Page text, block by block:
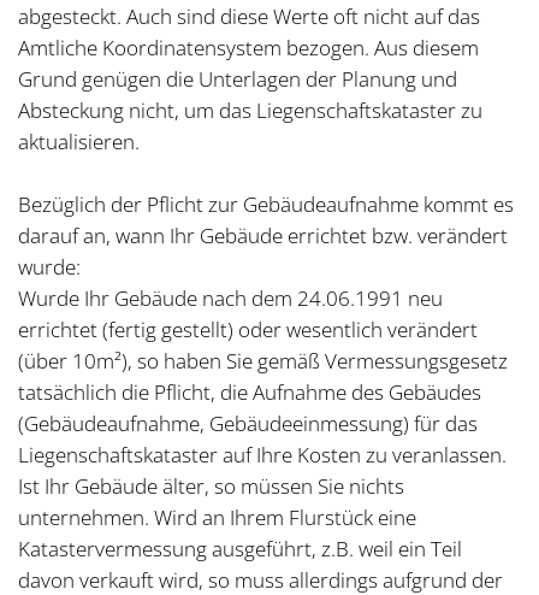
abgesteckt. Auch sind diese Werte oft nicht auf das
Amtliche Koordinatensystem bezogen. Aus diesem
Grund genügen die Unterlagen der Planung und
Absteckung nicht, um das Liegenschaftskataster zu
aktualisieren.
Bezüglich der Pflicht zur Gebäudeaufnahme kommt es
darauf an, wann Ihr Gebäude errichtet bzw. verändert
wurde:
Wurde Ihr Gebäude nach dem 24.06.1991 neu
errichtet (fertig gestellt) oder wesentlich verändert
(über 10m²), so haben Sie gemäß Vermessungsgesetz
tatsächlich die Pflicht, die Aufnahme des Gebäudes
(Gebäudeaufnahme, Gebäudeeinmessung) für das
Liegenschaftskataster auf Ihre Kosten zu veranlassen.
Ist Ihr Gebäude älter, so müssen Sie nichts
unternehmen. Wird an Ihrem Flurstück eine
Katastervermessung ausgeführt, z.B. weil ein Teil
davon verkauft wird, so muss allerdings aufgrund der